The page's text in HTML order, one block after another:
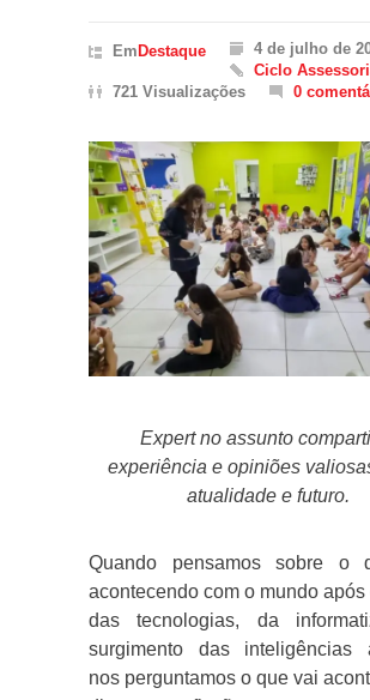
Em Destaque
4 de julho de
Ciclo
721 Visualizações
0
Expert no assunto
experiência e opiniões
atualidade e futuro.
Quando pensamos sobre o
acontecendo com o mundo
das tecnologias, da
surgimento das inteligências
nos perguntamos o que vai